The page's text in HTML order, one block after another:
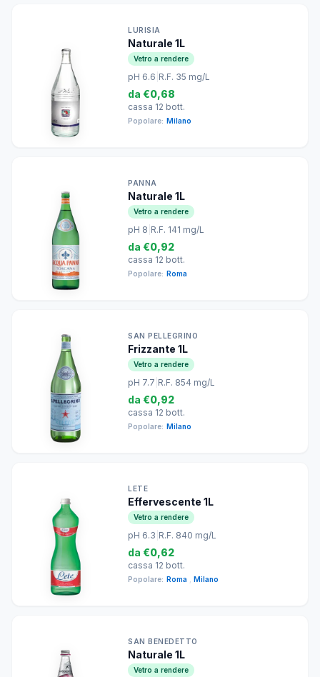
LURISIA
Naturale 1L
Vetro a rendere
pH 6.6 R.F. 35 mg/L
da €0,68
cassa 12 bott.
Popolare: Milano
PANNA
Naturale 1L
Vetro a rendere
pH 8 R.F. 141 mg/L
da €0,92
cassa 12 bott.
Popolare: Roma
SAN PELLEGRINO
Frizzante 1L
Vetro a rendere
pH 7.7 R.F. 854 mg/L
da €0,92
cassa 12 bott.
Popolare: Milano
LETE
Effervescente 1L
Vetro a rendere
pH 6.3 R.F. 840 mg/L
da €0,62
cassa 12 bott.
Popolare: Roma Milano
SAN BENEDETTO
Naturale 1L
Vetro a rendere